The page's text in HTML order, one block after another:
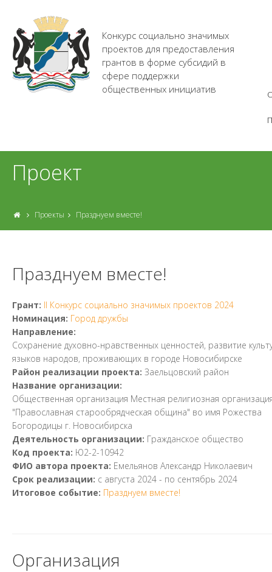
Конкурс социально значимых
проектов для предоставления
грантов в форме субсидий в
сфере поддержки
общественных инициатив
Проект
Проекты Празднуем вместе!
Празднуем вместе!
Грант: II Конкурс социально значимых проектов 2024
Номинация: Город дружбы
Направление:
Cохранение духовно-нравственных ценностей, развитие
языков народов, проживающих в городе Новосибирске
Район реализации проекта: Заельцовский район
Название организации:
Общественная организация Местная религиозная
"Православная старообрядческая община" во имя Рожества
Богородицы г. Новосибирска
Деятельность организации: Гражданское общество
Код проекта: Ю2-2-10942
ФИО автора проекта: Емельянов Александр Николаевич
Срок реализации: с августа 2024 - по сентябрь 2024
Итоговое событие: Празднуем вместе!
Организация